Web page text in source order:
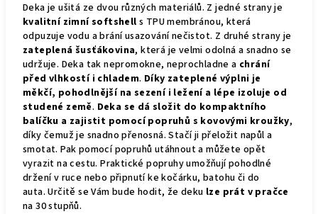
Deka je ušitá ze dvou různých materiálů. Z jedné strany je
kvalitní zimní softshell s TPU membránou, která
odpuzuje vodu a brání usazování nečistot. Z druhé strany je
zateplená šusťákovina, která je velmi odolná a snadno se
udržuje. Deka tak nepromokne, neprochladne a chrání
před vlhkostí i chladem. Díky zateplené výplni je
měkčí, pohodlnější na sezení i ležení a lépe izoluje od
studené země. Deka se dá složit do kompaktního
balíčku a zajistit pomocí popruhů s kovovými kroužky,
díky čemuž je snadno přenosná. Stačí ji přeložit napůl a
smotat. Pak pomocí popruhů utáhnout a můžete opět
vyrazit na cestu. Praktické popruhy umožňují pohodlné
držení v ruce nebo připnutí ke kočárku, batohu či do
auta.Určitě se Vám bude hodit, že deku lze prát v pračce
na 30 stupňů.